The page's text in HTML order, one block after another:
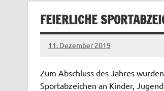
FEIERLICHE
11. Dezember 2019
Zum Abschluss des Jahres
Sportabzeichen an Kinder,